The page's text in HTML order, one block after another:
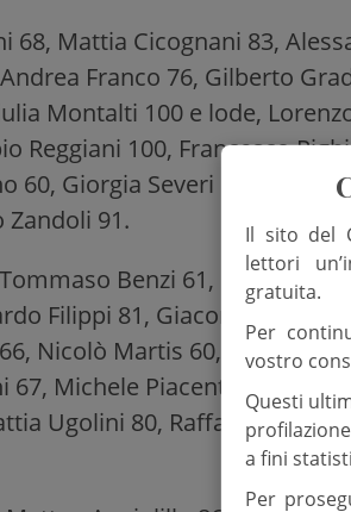
68, Mattia Cicognani 83,
Franco 76, Gilberto
Montalti 100 e lode,
Reggiani 100, Francesco
60, Giorgia Severi 90, Nicole
Zandoli 91.
Benzi 61, Roberto
Filippi 81, Giacomo Gattei
Nicolò Martis 60,
Michele Piacentino 80,
Ugolini 80, Raffaele Zanni
Il sito del
lettori
gratuita.
Per
vostro
Questi
a fini
Per